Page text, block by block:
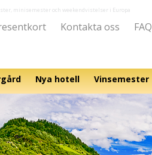
minisemester och weekendvistelser i Europa
Kontakta oss FAQ
Nya hotell Vinsemester